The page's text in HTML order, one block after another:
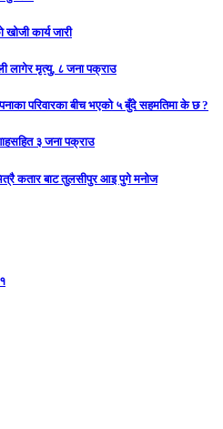
खोजी कार्य जारी
लागेर मृत्यु, ८ जना पक्राउ
परिवारका बीच भएको ५ बुँदे सहमतिमा के छ ?
३ जना पक्राउ
कतार बाट तुलसीपुर आइ पुगे मनोज